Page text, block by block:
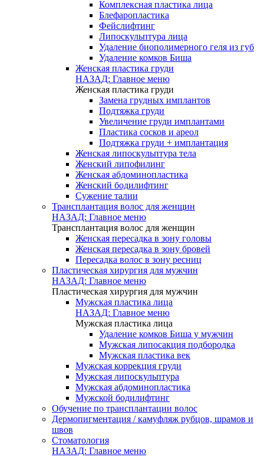
Комплексная пластика лица
Блефаропластика
Фейслифтинг
Липоскульптура лица
Удаление биополимерного геля из губ
Удаление комков Биша
Женская пластика груди
НАЗАД: Главное меню
Женская пластика груди
Замена грудных имплантов
Подтяжка груди
Увеличение груди имплантами
Пластика сосков и ареол
Подтяжка груди + имплантация
Женская липоскульптура тела
Женский липофилинг
Женская абдоминопластика
Женский бодилифтинг
Сужение талии
Трансплантация волос для женщин
НАЗАД: Главное меню
Трансплантация волос для женщин
Женская пересадка в зону головы
Женская пересадка в зону бровей
Пересадка волос в зону ресниц
Пластическая хирургия для мужчин
НАЗАД: Главное меню
Пластическая хирургия для мужчин
Мужская пластика лица
НАЗАД: Главное меню
Мужская пластика лица
Удаление комков Биша у мужчин
Мужская липосакция подбородка
Мужская пластика век
Мужская коррекция груди
Мужская липоскульптура
Мужская абдоминопластика
Мужской бодилифтинг
Обучение по трансплантации волос
Дермопигментация / камуфляж рубцов, шрамов и
швов
Стоматология
НАЗАД: Главное меню